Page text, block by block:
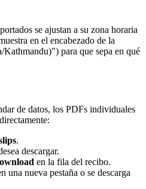
se ajustan a su zona horaria
en el encabezado de la
para que sepa en qué
de datos, los PDFs individuales
.
descargar.
en la fila del recibo.
una nueva pestaña o se descarga